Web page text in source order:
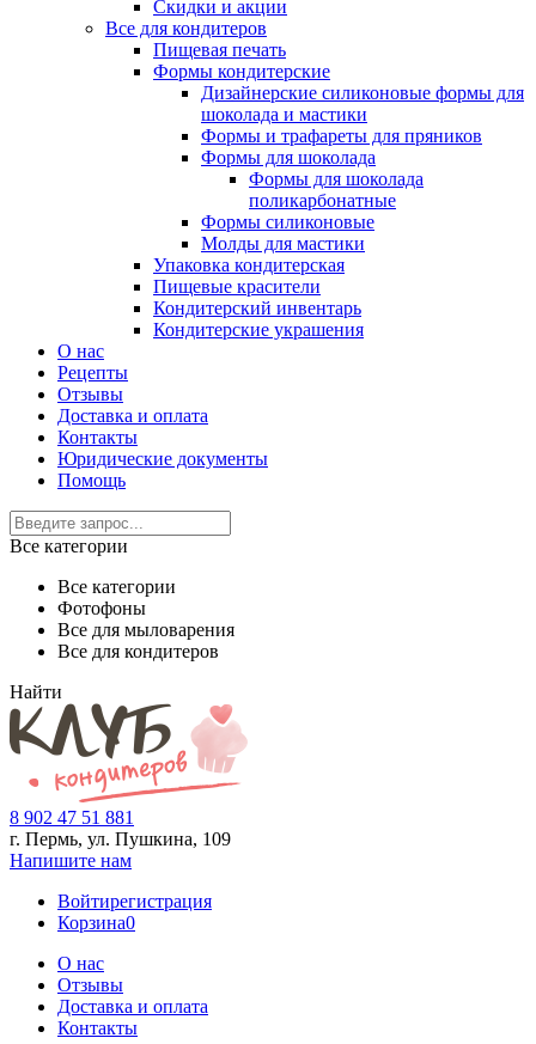
Скидки и акции
Все для кондитеров
Пищевая печать
Формы кондитерские
Дизайнерские силиконовые формы для
шоколада и мастики
Формы и трафареты для пряников
Формы для шоколада
Формы для шоколада
поликарбонатные
Формы силиконовые
Молды для мастики
Упаковка кондитерская
Пищевые красители
Кондитерский инвентарь
Кондитерские украшения
О нас
Рецепты
Отзывы
Доставка и оплата
Контакты
Юридические документы
Помощь
Все категории
Все категории
Фотофоны
Все для мыловарения
Все для кондитеров
Найти
8 902 47 51 881
г. Пермь, ул. Пушкина, 109
Напишите нам
Войтирегистрация
Корзина0
О нас
Отзывы
Доставка и оплата
Контакты